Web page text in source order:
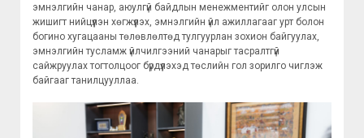
эмнэлгийн чанар, аюулгүй байдлын менежментийг олон улсын
жишигт нийцүүлэн хөгжүүлэх, эмнэлгийн үйл ажиллагааг урт болон
богино хугацааны төлөвлөлтөд тулгуурлан зохион байгуулах,
эмнэлгийн тусламж үйлчилгээний чанарыг тасралтгүй
сайжруулах тогтолцоог бүрдүүлэхэд төслийн гол зорилго чиглэж
байгааг танилцууллаа.